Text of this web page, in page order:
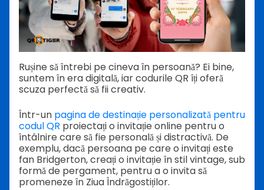
Rușine să întrebi pe cineva în persoană? Ei bine,
suntem în era digitală, iar codurile QR îți oferă
scuza perfectă să fii creativ.
Într-un pagina de destinație personalizată pentru
codul QR proiectați o invitație online pentru o
întâlnire care să fie personală și distractivă. De
exemplu, dacă persoana pe care o invitați este
fan Bridgerton, creați o invitație în stil vintage, sub
formă de pergament, pentru a o invita să
promeneze în Ziua Îndrăgostiților.